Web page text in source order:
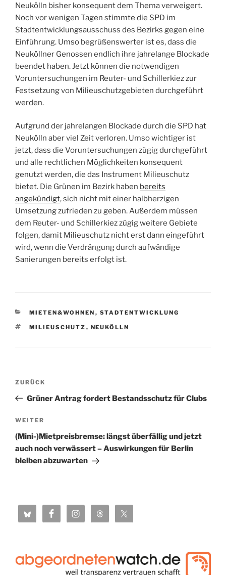
Neukölln bisher konsequent dem Thema verweigert.
Noch vor wenigen Tagen stimmte die SPD im
Stadtentwicklungsausschuss des Bezirks gegen eine
Einführung. Umso begrüßenswerter ist es, dass die
Neuköllner Genossen endlich ihre jahrelange Blockade
beendet haben. Jetzt können die notwendigen
Voruntersuchungen im Reuter- und Schillerkiez zur
Festsetzung von Milieuschutzgebieten durchgeführt
werden.
Aufgrund der jahrelangen Blockade durch die SPD hat
Neukölln aber viel Zeit verloren. Umso wichtiger ist
jetzt, dass die Voruntersuchungen zügig durchgeführt
und alle rechtlichen Möglichkeiten konsequent
genutzt werden, die das Instrument Milieuschutz
bietet. Die Grünen im Bezirk haben bereits
angekündigt, sich nicht mit einer halbherzigen
Umsetzung zufrieden zu geben. Außerdem müssen
dem Reuter- und Schillerkiez zügig weitere Gebiete
folgen, damit Milieuschutz nicht erst dann eingeführt
wird, wenn die Verdrängung durch aufwändige
Sanierungen bereits erfolgt ist.
KATEGORIEN
MIETEN&WOHNEN , STADTENTWICKLUNG
SCHLAGWÖRTER
MILIEUSCHUTZ , NEUKÖLLN
Beitragsnavigation
Vorheriger
Beitrag
ZURÜCK
Grüner Antrag fordert Bestandsschutz für Clubs
Nächster
Beitrag
WEITER
(Mini-)Mietpreisbremse: längst überfällig und jetzt
auch noch verwässert – Auswirkungen für Berlin
bleiben abzuwarten